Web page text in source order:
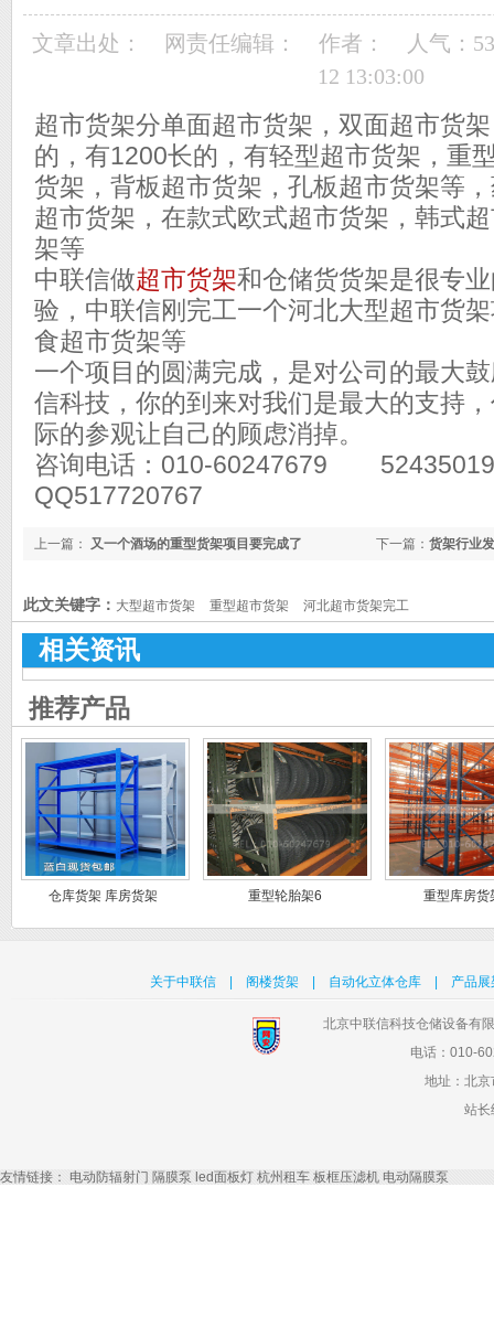
文章出处： 网责任编辑： 作者： 人气： 53
12 13:03:00
超市货架分单面超市货架，双面超市货
的，有1200长的，有轻型超市货架，重
货架，背板超市货架，孔板超市货架等
超市货架，在款式欧式超市货架，韩式
架等
中联信做超市货架和仓储货货架是很专
验，中联信刚完工一个河北大型超市货
食超市货架等
一个项目的圆满完成，是对公司的最大
信科技，你的到来对我们是最大的支持
际的参观让自己的顾虑消掉。
咨询电话：010-60247679 52435019
QQ517720767
下一篇： 货架行业
上一篇： 又一个酒场的重型货架项目要完成了
此文关键字： 大型超市货架 重型超市货架 河北超市货架完工
相关资讯
推荐产品
仓库货架 库房货架 重型轮胎架6 重型库房货
关于中联信 阁楼货架 自动化立体仓库 产品展
北京中联信科技仓储设备有
电话：010-
地址：北
站长
友情链接： 电动防辐射门 隔膜泵 led面板灯 杭州租车 板框压滤机 电动隔膜泵